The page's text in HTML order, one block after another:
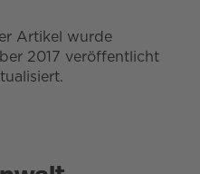
Artikel wurde
2017 veröffentlicht